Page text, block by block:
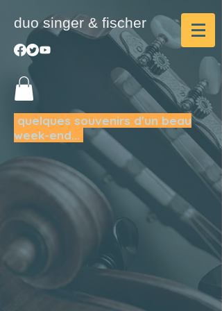
duo singer & fischer
quelques souvenirs d'un beau
week-end...